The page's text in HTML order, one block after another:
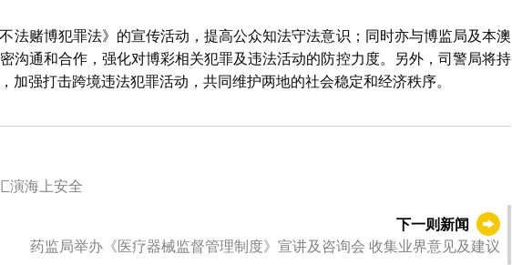
法赌博犯罪法》的宣传活动，提高公众知法守法意识；同时亦与博监局及本澳
沟通和合作，强化对博彩相关犯罪及违法活动的防控力度。另外，司警局将持
加强打击跨境违法犯罪活动，共同维护两地的社会稳定和经济秩序。
演海上安全
下一则新闻
药监局举办《医疗器械监督管理制度》宣讲及咨询会 收集业界意见及建议